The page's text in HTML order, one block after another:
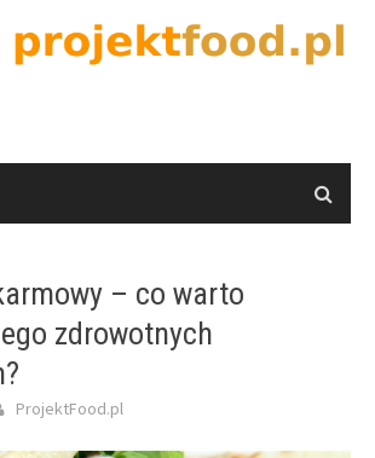
– co warto
zdrowotnych
ProjektFood.pl